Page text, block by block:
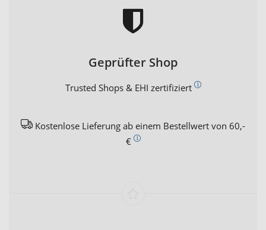
Geprüfter Shop
Trusted Shops & EHI zertifiziert
Kostenlose Lieferung ab einem Bestellwert von 60,-
€